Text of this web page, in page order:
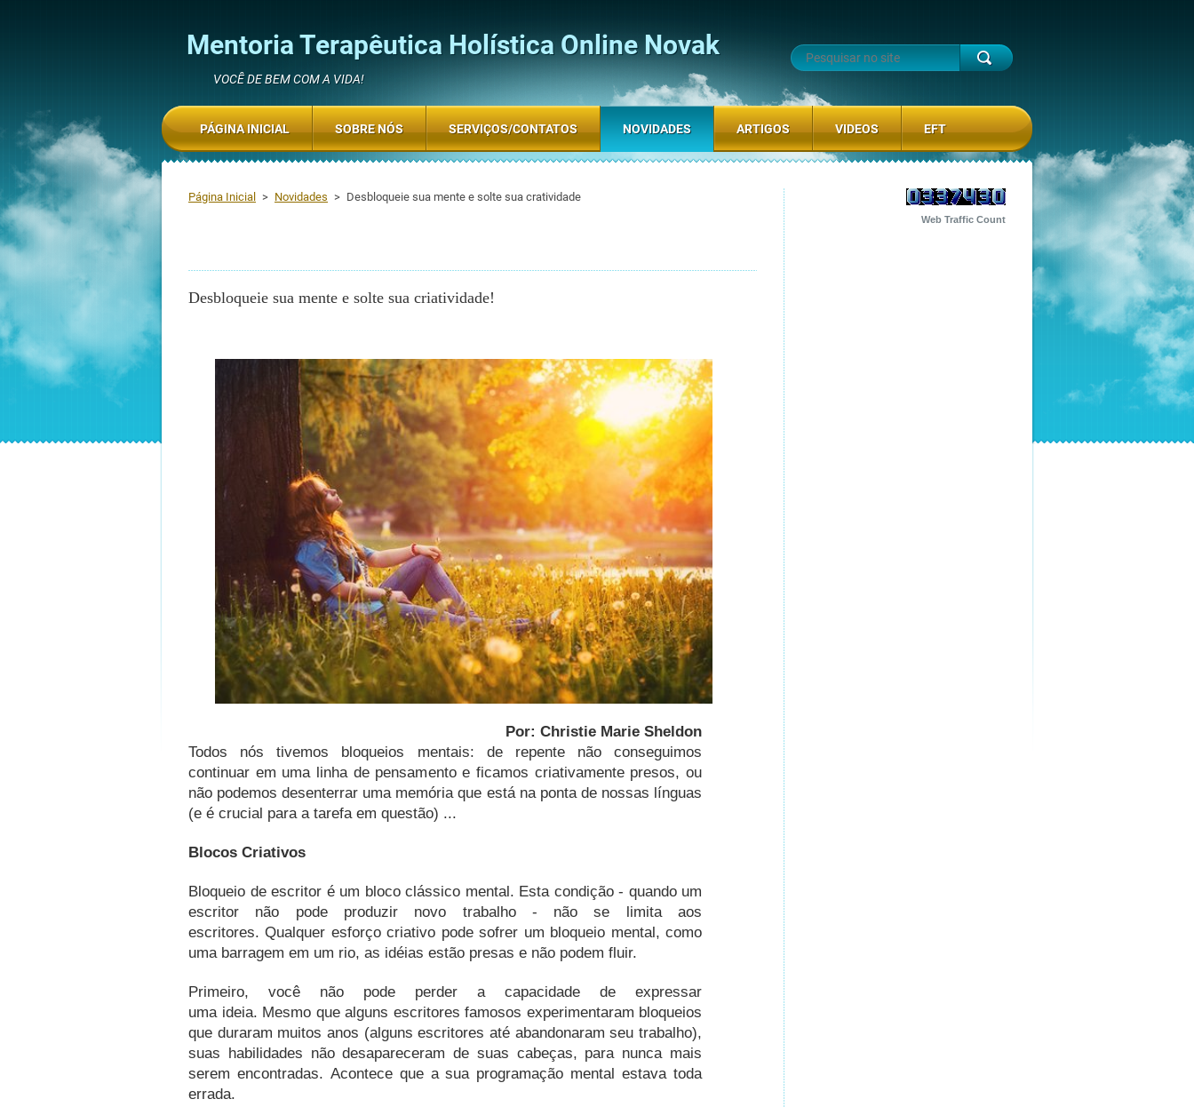
Mentoria Terapêutica Holística Online Novak
VOCÊ DE BEM COM A VIDA!
Página Inicial > Novidades > Desbloqueie sua mente e solte sua cratividade
Desbloqueie sua mente e solte sua criatividade!
Por: Christie Marie Sheldon
Todos nós tivemos bloqueios mentais: de repente não conseguimos
continuar em uma linha de pensamento e ficamos criativamente presos, ou
não podemos desenterrar uma memória que está na ponta de nossas línguas
(e é crucial para a tarefa em questão) ...
Blocos Criativos
Bloqueio de escritor é um bloco clássico mental. Esta condição - quando um
escritor não pode produzir novo trabalho - não se limita aos
escritores.Qualquer esforço criativo pode sofrer um bloqueio mental, como
uma barragem em um rio, as idéias estão presas e não podem fluir.
Primeiro, você não pode perder a capacidade de expressar
uma ideia. Mesmo que alguns escritores famosos experimentaram bloqueios
que duraram muitos anos (alguns escritores até abandonaram seu trabalho),
suas habilidades não desapareceram de suas cabeças, para nunca mais
serem encontradas. Acontece que a sua programação mental estava toda
errada.
Web Traffic Count
PÁGINA INICIAL SOBRE NÓS SERVIÇOS/CONTATOS NOVIDADES ARTIGOS VIDEOS EFT